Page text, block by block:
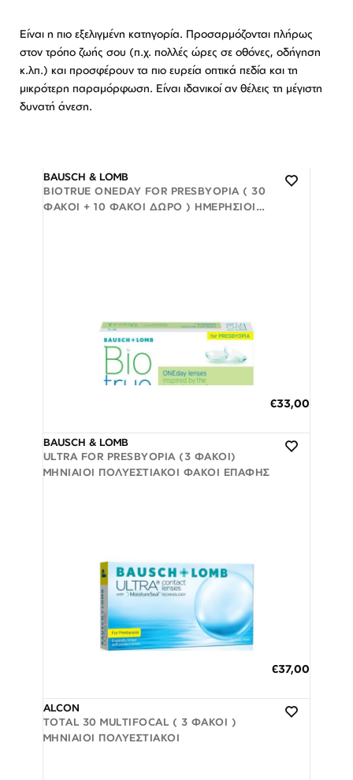
Είναι η πιο εξελιγμένη κατηγορία. Προσαρμόζονται πλήρως
στον τρόπο ζωής σου (π.χ. πολλές ώρες σε οθόνες, οδήγηση
κ.λπ.) και προσφέρουν τα πιο ευρεία οπτικά πεδία και τη
μικρότερη παραμόρφωση. Είναι ιδανικοί αν θέλεις τη μέγιστη
δυνατή άνεση.
BAUSCH & LOMB
BIOTRUE ONEDAY FOR PRESBYOPIA ( 30
ΦΑΚΟΊ + 10 ΦΑΚΟΊ ΔΩΡΟ ) ΗΜΕΡΉΣΙΟΙ
€33,00
7 έως 12 Ημέρες
Προβολή
BAUSCH & LOMB
ULTRA FOR PRESBYOPIA (3 ΦΑΚΟΊ)
ΜΗΝΙΑΊΟΙ ΠΟΛΥΕΣΤΙΑΚΟΊ ΦΑΚΟΊ ΕΠΑΦΉΣ
€37,00
7 έως 12 Ημέρες
Προβολή
ALCON
TOTAL 30 MULTIFOCAL ( 3 ΦΑΚΟΊ )
ΜΗΝΙΑΊΟΙ ΠΟΛΥΕΣΤΙΑΚΟΊ